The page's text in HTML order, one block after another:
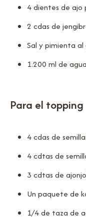
4 dientes de ajo
2 cdas de
Sal y pimienta al
1.200 ml de
Para el topping
4 cdas de
4 cdtas de
3 cdtas de
Un paquete de
1/4 de taza de